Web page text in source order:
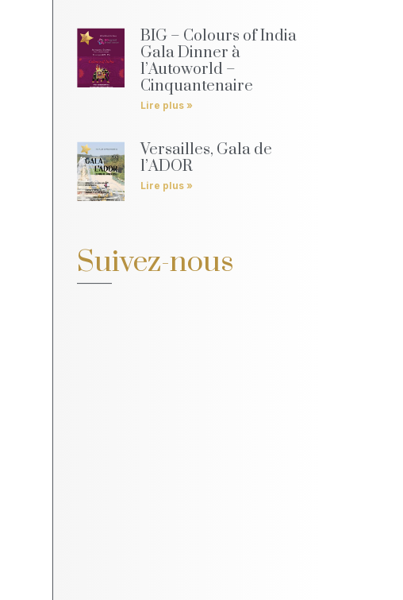
BIG – Colours of India
Gala Dinner à
l’Autoworld –
Cinquantenaire
Lire plus »
Versailles, Gala de
l’ADOR
Lire plus »
Suivez-nous